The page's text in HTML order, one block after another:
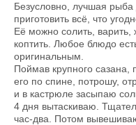
Безусловно, лучшая
приготовить всё, что
Её можно солить, варить,
коптить. Любое блюдо
оригинальным.
Поймав крупного сазана,
его по спине, потрошу,
и в кастрюле засыпаю
4 дня вытаскиваю.
час-два. Потом